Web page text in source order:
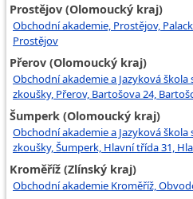
Prostějov (Olomoucký kraj)
Obchodní akademie, Prostějov,
Prostějov
Přerov (Olomoucký kraj)
Obchodní akademie a Jazyková
zkoušky, Přerov, Bartošova 24,
Šumperk (Olomoucký kraj)
Obchodní akademie a Jazyková
zkoušky, Šumperk, Hlavní třída 31,
Kroměříž (Zlínský kraj)
Obchodní akademie Kroměříž,